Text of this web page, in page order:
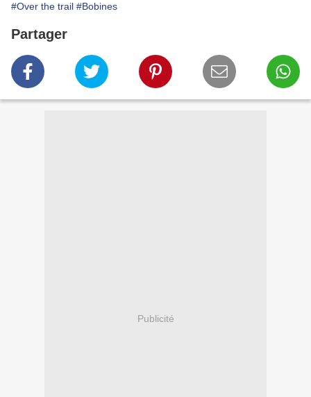
#Over the trail #Bobines
Partager
Publicité